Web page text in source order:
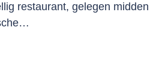
restaurant, gelegen midden